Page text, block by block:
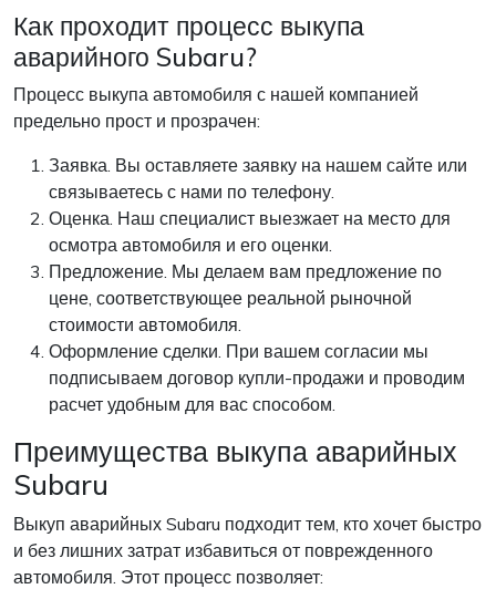
Как проходит процесс выкупа
аварийного Subaru?
Процесс выкупа автомобиля с нашей компанией
предельно прост и прозрачен:
Заявка. Вы оставляете заявку на нашем сайте или
связываетесь с нами по телефону.
Оценка. Наш специалист выезжает на место для
осмотра автомобиля и его оценки.
Предложение. Мы делаем вам предложение по
цене, соответствующее реальной рыночной
стоимости автомобиля.
Оформление сделки. При вашем согласии мы
подписываем договор купли-продажи и проводим
расчет удобным для вас способом.
Преимущества выкупа аварийных
Subaru
Выкуп аварийных Subaru подходит тем, кто хочет быстро
и без лишних затрат избавиться от поврежденного
автомобиля. Этот процесс позволяет: